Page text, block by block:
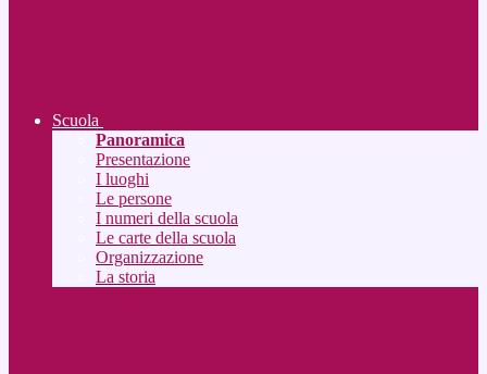
Scuola
Panoramica
Presentazione
I luoghi
Le persone
I numeri della scuola
Le carte della scuola
Organizzazione
La storia